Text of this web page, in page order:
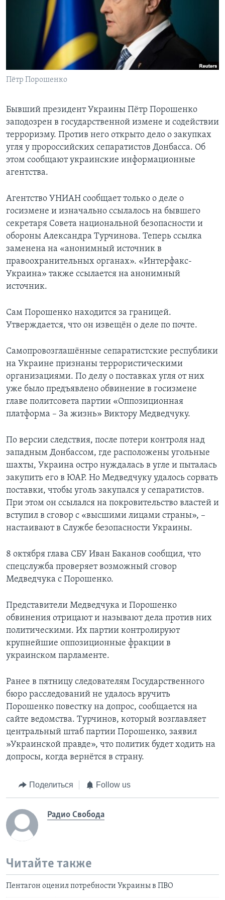
Learning English
СОЦИАЛЬНЫЕ СЕТИ
Пётр Порошенко
Бывший президент Украины Пётр Порошенко
заподозрен в государственной измене и содействии
терроризму. Против него открыто дело о закупках
угля у пророссийских сепаратистов Донбасса. Об
этом сообщают украинские информационные
агентства.
Агентство УНИАН сообщает только о деле о
госизмене и изначально ссылалось на бывшего
секретаря Совета национальной безопасности и
обороны Александра Турчинова. Теперь ссылка
заменена на «анонимный источник в
правоохранительных органах». «Интерфакс-
Украина» также ссылается на анонимный
источник.
Сам Порошенко находится за границей.
Утверждается, что он извещён о деле по почте.
Самопровозглашённые сепаратистские республики
на Украине признаны террористическими
организациями. По делу о поставках угля от них
уже было предъявлено обвинение в госизмене
главе политсовета партии «Оппозиционная
платформа – За жизнь» Виктору Медведчуку.
По версии следствия, после потери контроля над
западным Донбассом, где расположены угольные
шахты, Украина остро нуждалась в угле и пыталась
закупить его в ЮАР. Но Медведчуку удалось сорвать
поставки, чтобы уголь закупался у сепаратистов.
При этом он ссылался на покровительство властей и
вступил в сговор с «высшими лицами страны», –
настаивают в Службе безопасности Украины.
8 октября глава СБУ Иван Баканов сообщил, что
спецслужба проверяет возможный сговор
Медведчука с Порошенко.
Представители Медведчука и Порошенко
обвинения отрицают и называют дела против них
политическими. Их партии контролируют
крупнейшие оппозиционные фракции в
украинском парламенте.
Ранее в пятницу следователям Государственного
бюро расследований не удалось вручить
Порошенко повестку на допрос, сообщается на
сайте ведомства. Турчинов, который возглавляет
центральный штаб партии Порошенко, заявил
»Украинской правде», что политик будет ходить на
допросы, когда вернётся в страну.
Поделиться Follow us
Радио Свобода
Читайте также
Пентагон оценил потребности Украины в ПВО